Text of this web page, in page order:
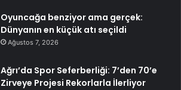
Oyuncağa benziyor ama gerçek:
Dünyanın en küçük atı seçildi
Ağustos 7, 2026
Ağrı’da Spor Seferberliği: 7’den 70’e
Zirveye Projesi Rekorlarla İlerliyor